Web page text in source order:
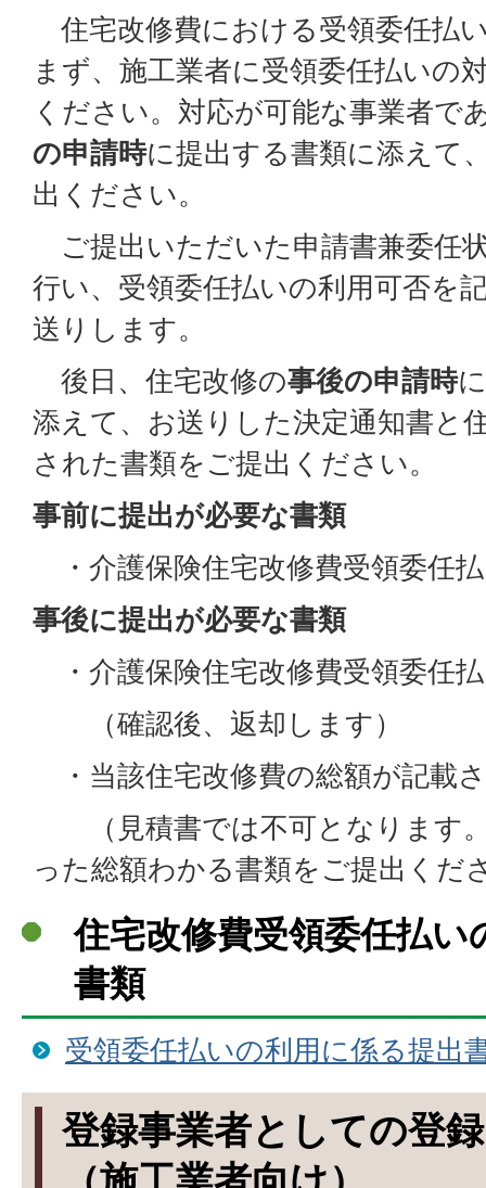
住宅改修費における受領委任払
まず、施工業者に受領委任払いの
ください。対応が可能な事業者で
の申請時に提出する書類に添えて
出ください。
ご提出いただいた申請書兼委任
行い、受領委任払いの利用可否を
送りします。
後日、住宅改修の事後の申請時
添えて、お送りした決定通知書と
された書類をご提出ください。
事前に提出が必要な書類
・介護保険住宅改修費受領委任
事後に提出が必要な書類
・介護保険住宅改修費受領委任
（確認後、返却します）
・当該住宅改修費の総額が記載
（見積書では不可となります
った総額わかる書類をご提出くだ
住宅改修費受領委任払い
書類
受領委任払いの利用に係る提出
登録事業者としての登